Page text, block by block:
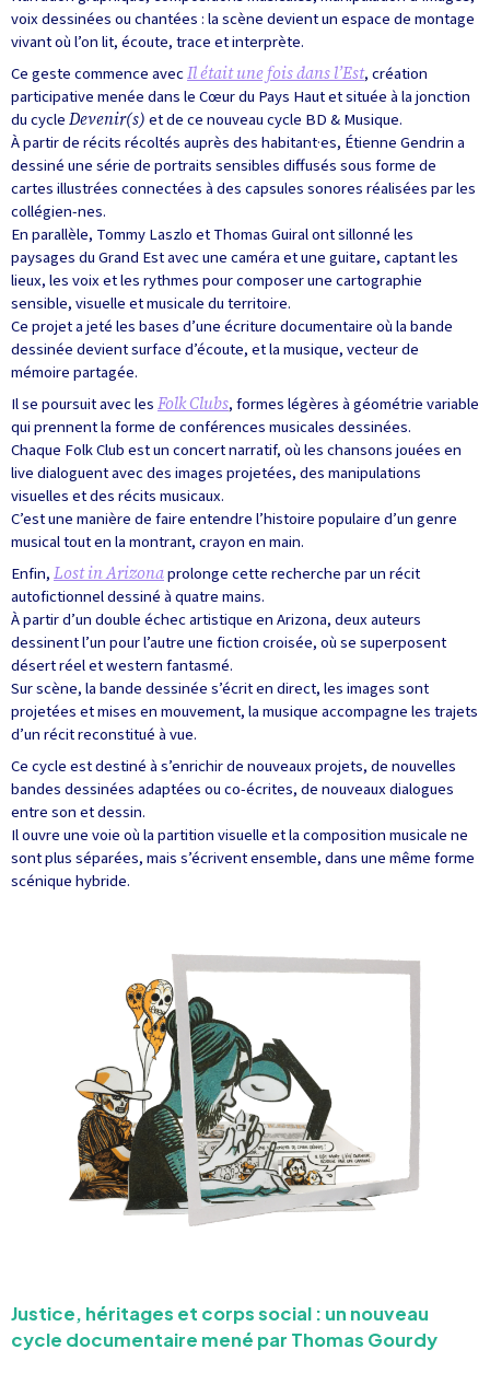
voix dessinées ou chantées : la scène devient un espace de montage
vivant où l’on lit, écoute, trace et interprète.
Ce geste commence avecIl était une fois dans l’Est, création
participative menée dans le Cœur du Pays Haut et située à la jonction
du cycle Devenir(s) et de ce nouveau cycle BD & Musique.
À partir de récits récoltés auprès des habitant·es, Étienne Gendrin a
dessiné une série de portraits sensibles diffusés sous forme de
cartes illustrées connectées à des capsules sonores réalisées par les
collégien-nes.
En parallèle, Tommy Laszlo et Thomas Guiral ont sillonné les
paysages du Grand Est avec une caméra et une guitare, captant les
lieux, les voix et les rythmes pour composer une cartographie
sensible, visuelle et musicale du territoire.
Ce projet a jeté les bases d’une écriture documentaire où la bande
dessinée devient surface d’écoute, et la musique, vecteur de
mémoire partagée.
Il se poursuit avec les Folk Clubs, formes légères à géométrie variable
qui prennent la forme de conférences musicales dessinées.
Chaque Folk Club est un concert narratif, où les chansons jouées en
live dialoguent avec des images projetées, des manipulations
visuelles et des récits musicaux.
C’est une manière de faire entendre l’histoire populaire d’un genre
musical tout en la montrant, crayon en main.
Enfin, Lost in Arizonaprolonge cette recherche par un récit
autofictionnel dessiné à quatre mains.
À partir d’un double échec artistique en Arizona, deux auteurs
dessinent l’un pour l’autre une fiction croisée, où se superposent
désert réel et western fantasmé.
Sur scène, la bande dessinée s’écrit en direct, les images sont
projetées et mises en mouvement, la musique accompagne les trajets
d’un récit reconstitué à vue.
Ce cycle est destiné à s’enrichir de nouveaux projets, de nouvelles
bandes dessinées adaptées ou co-écrites, de nouveaux dialogues
entre son et dessin.
Il ouvre une voie où la partition visuelle et la composition musicale ne
sont plus séparées, mais s’écrivent ensemble, dans une même forme
scénique hybride.
Justice, héritages et corps social : un nouveau
cycle documentaire mené par Thomas Gourdy